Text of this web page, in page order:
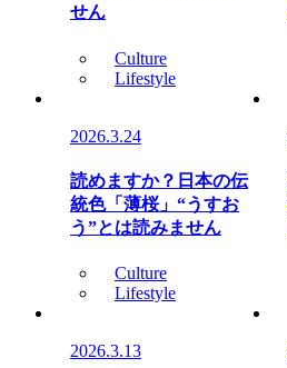
せん
Culture
Lifestyle
2026.3.24
読めますか？日本の伝
統色「薄桜」“うすお
う”とは読みません
Culture
Lifestyle
2026.3.13